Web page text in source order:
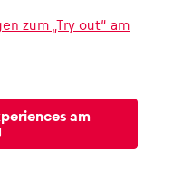
zum „Try out“ am
am